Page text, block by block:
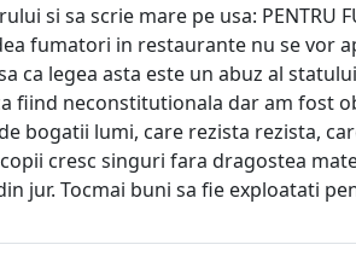
sa scrie mare pe usa: PENTRU
fumatori in restaurante nu se vor
ca legea asta este un abuz al
neconstitutionala dar am fost
lumi, care rezista rezista,
cresc singuri fara dragostea
jur. Tocmai buni sa fie exploatati